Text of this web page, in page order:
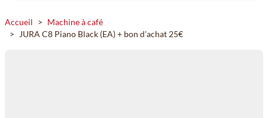
Accueil > Machine à café
>
JURA C8 Piano Black (EA) + bon d'achat 25€